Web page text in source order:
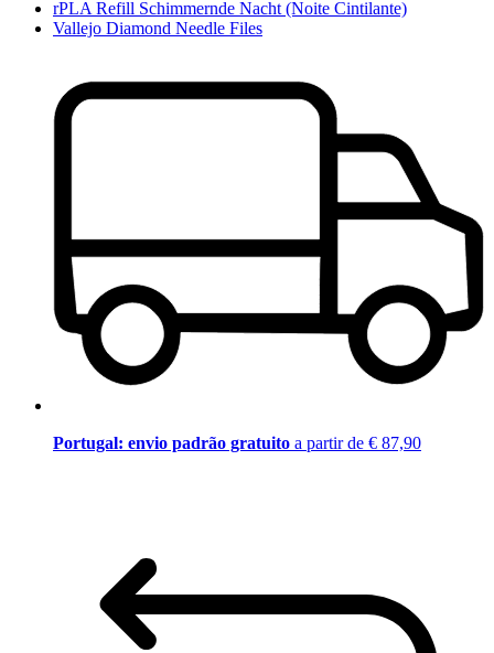
rPLA Refill Schimmernde Nacht (Noite Cintilante)
Vallejo Diamond Needle Files
Portugal: envio padrão gratuito a partir de € 87,90